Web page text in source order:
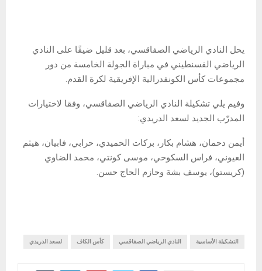
يحل النادي الرياضي الصفاقسي، بعد قليل ضيفًا على النادي
الرياضي القسنطيني في مباراة الجولة الخامسة من دور
مجموعات كأس الكونفدرالية الإفريقية لكرة القدم.
وفيم يلي تشكيلة النادي الرياضي الصفاقسي، وفقا لاختيارات
المدرّب الجديد لسعد الدريدي:
أيمن دحمان، هشام بكار، بركات الحميدي، حرابي، فابيان، هيثم
العيوني، فراس السكوحي، موسى كونتي، محمد الضاوي
(كريستو)، يوسف بشة وحازم الحاج حسن.
التشكيلة الأساسية النادي الرياضي الصفاقسي كأس الكاف لسعد الدريدي